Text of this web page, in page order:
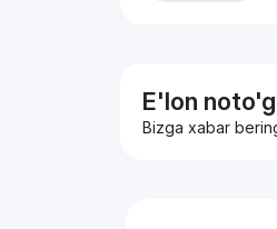
E'lon
Bizga xabar